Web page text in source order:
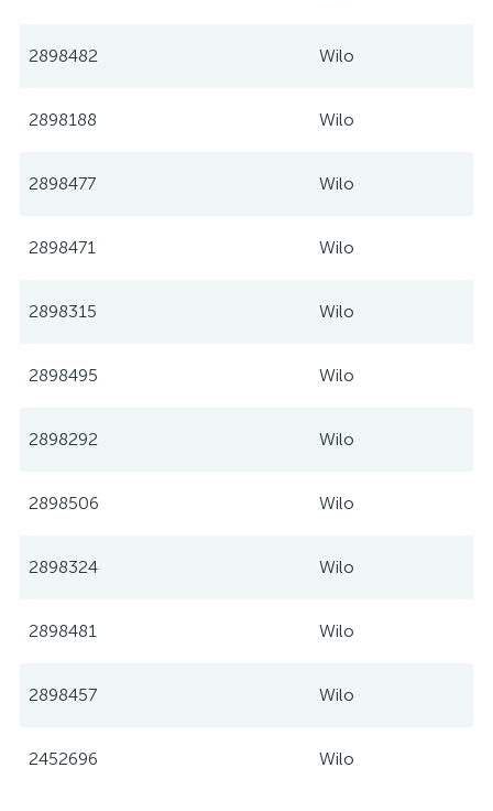
2898482 Wilo
2898188 Wilo
2898477 Wilo
2898471 Wilo
2898315 Wilo
2898495 Wilo
2898292 Wilo
2898506 Wilo
2898324 Wilo
2898481 Wilo
2898457 Wilo
2452696 Wilo